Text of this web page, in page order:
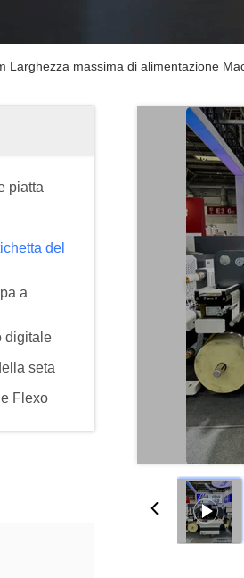
Larghezza massima di alimentazione
piatta
del
a
digitale
seta
Flexo